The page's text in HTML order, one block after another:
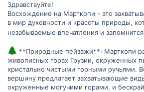
Здравствуйте!
Восхождение на Марткопи - это
в мир духовности и красоты природы,
незабываемые впечатления и
**Природные пейзажи**: Марткопи
живописных горах Грузии, окруженных
кристально чистыми горными ручьями.
вершину предлагает захватывающие
окруженные могучими горами, и